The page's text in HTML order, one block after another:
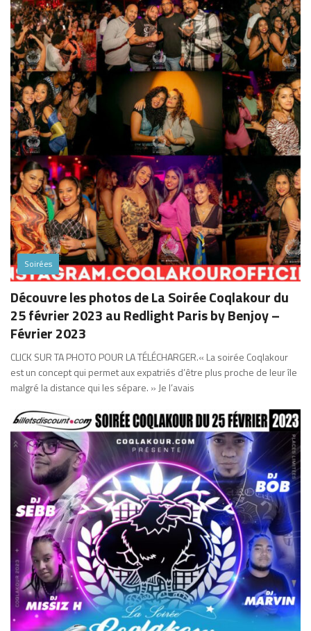
Soirées
Découvre les photos de La Soirée Coqlakour du
25 février 2023 au Redlight Paris by Benjoy –
Février 2023
CLICK SUR TA PHOTO POUR LA TÉLÉCHARGER.« La soirée Coqlakour
est un concept qui permet aux expatriés d’être plus proche de leur île
malgré la distance qui les sépare. » Je l’avais